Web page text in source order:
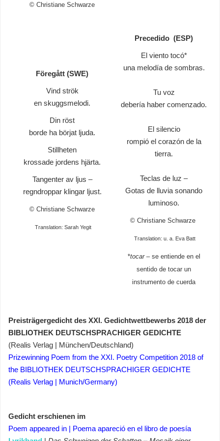
© Christiane Schwarze
Föregått (SWE)
Vind strök
en skuggsmelodi.
Din röst
borde ha börjat ljuda.
Stillheten
krossade jordens hjärta.
Tangenter av ljus –
regndroppar klingar ljust.
© Christiane Schwarze
Translation: Sarah Yegit
Precedido (ESP)
El viento tocó*
una melodía de sombras.
Tu voz
debería haber comenzado.
El silencio
rompió el corazón de la
tierra.
Teclas de luz –
Gotas de lluvia sonando
luminoso.
© Christiane Schwarze
Translation: u. a. Eva Batt
*tocar – se entiende en el
sentido de tocar un
instrumento de cuerda
Preisträgergedicht des XXI. Gedichtwettbewerbs 2018 der
BIBLIOTHEK DEUTSCHSPRACHIGER GEDICHTE
(Realis Verlag | München/Deutschland)
Prizewinning Poem from the XXI. Poetry Competition 2018 of
the BIBLIOTHEK DEUTSCHSPRACHIGER GEDICHTE
(Realis Verlag | Munich/Germany)
Gedicht erschienen im
Poem appeared in | Poema apareció en el libro de poesía